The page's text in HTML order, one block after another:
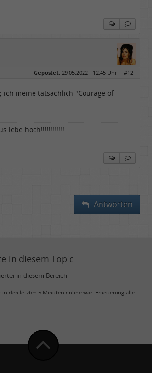
Gepostet: 29.05.2022 - 12:45 Uhr · #12
ich meine tatsächlich "Courage of
lebe hoch!!!!!!!!!!!!
Antworten
in diesem Topic
in diesem Bereich
in den letzten 5 Minuten online war. Erneuerung alle